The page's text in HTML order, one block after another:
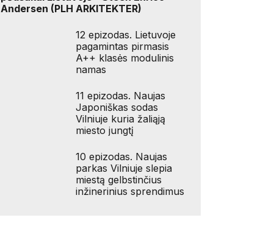
Andersen (PLH ARKITEKTER)
12 epizodas. Lietuvoje
pagamintas pirmasis
A++ klasės modulinis
namas
11 epizodas. Naujas
Japoniškas sodas
Vilniuje kuria žaliąją
miesto jungtį
10 epizodas. Naujas
parkas Vilniuje slepia
miestą gelbstinčius
inžinerinius sprendimus